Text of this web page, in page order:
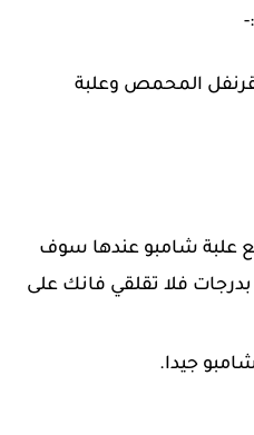
من القرنفل المحمص وعلبة
علبة شامبو عندها سوف
فلا تقلقي فانك على
جيدا.